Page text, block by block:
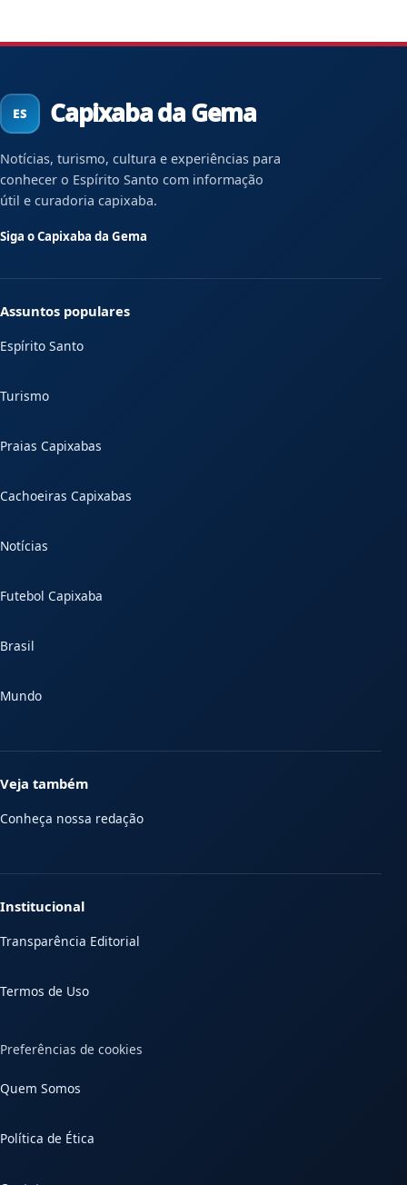
Capixaba da Gema
Notícias, turismo, cultura e experiências para
conhecer o Espírito Santo com informação
útil e curadoria capixaba.
Siga o Capixaba da Gema
Assuntos populares
Espírito Santo
Turismo
Praias Capixabas
Cachoeiras Capixabas
Notícias
Futebol Capixaba
Brasil
Mundo
Veja também
Conheça nossa redação
Institucional
Transparência Editorial
Termos de Uso
Preferências de cookies
Quem Somos
Política de Ética